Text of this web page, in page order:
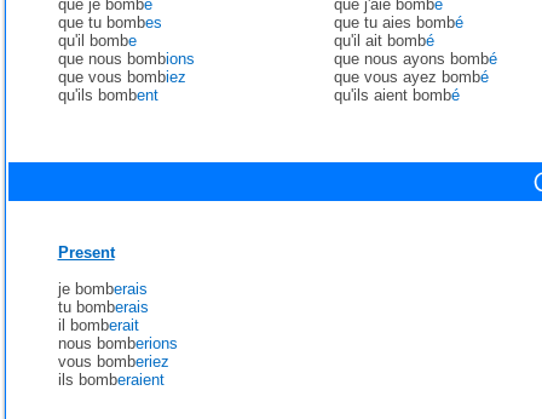
que je bombe
que tu bombes
qu'il bombe
que nous bombions
que vous bombiez
qu'ils bombent
que j'aie bombé
que tu aies bombé
qu'il ait bombé
que nous ayons bombé
que vous ayez bombé
qu'ils aient bombé
Present
je bomberais
tu bomberais
il bomberait
nous bomberions
vous bomberiez
ils bomberaient